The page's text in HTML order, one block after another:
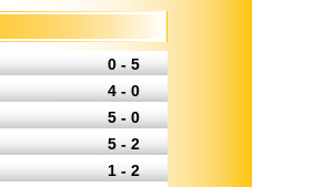
0 - 5
4 - 0
5 - 0
5 - 2
1 - 2